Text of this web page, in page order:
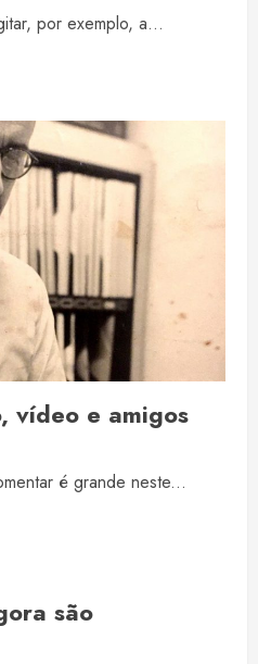
por exemplo, a...
vídeo e amigos
é grande neste...
são